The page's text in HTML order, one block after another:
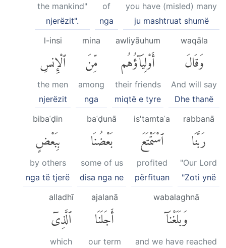
you have (misled) many
ju mashtruat shumë
of
nga
the mankind"
njerëzit".
waqāla
وَقَالَ
And will say
Dhe thanë
awliyāuhum
أَوْلِيَآؤُهُم
their friends
miqtë e tyre
mina
مِّنَ
among
nga
l-insi
ٱلْإِنسِ
the men
njerëzit
rabbanā
رَبَّنَا
"Our Lord
"Zoti ynë
is'tamtaʿa
ٱسْتَمْتَعَ
profited
përfituan
baʿḍunā
بَعْضُنَا
some of us
disa nga ne
bibaʿḍin
بِبَعْضٍ
by others
nga të tjerë
wabalaghnā
وَبَلَغْنَآ
and we have reached
ajalanā
أَجَلَنَا
our term
alladhī
ٱلَّذِىٓ
which